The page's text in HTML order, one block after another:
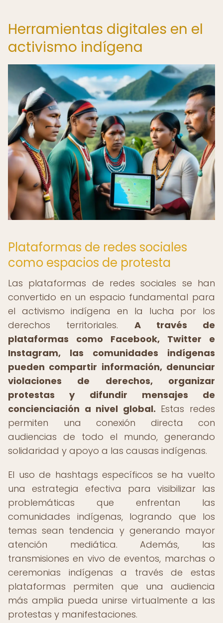
Herramientas digitales en el
activismo indígena
Plataformas de redes sociales
como espacios de protesta
Las plataformas de redes sociales se han
convertido en un espacio fundamental para
el activismo indígena en la lucha por los
derechos territoriales. A través de
plataformas como Facebook, Twitter e
Instagram, las comunidades indígenas
pueden compartir información, denunciar
violaciones de derechos, organizar
protestas y difundir mensajes de
concienciación a nivel global. Estas redes
permiten una conexión directa con
audiencias de todo el mundo, generando
solidaridad y apoyo a las causas indígenas.
El uso de hashtags específicos se ha vuelto
una estrategia efectiva para visibilizar las
problemáticas que enfrentan las
comunidades indígenas, logrando que los
temas sean tendencia y generando mayor
atención mediática. Además, las
transmisiones en vivo de eventos, marchas o
ceremonias indígenas a través de estas
plataformas permiten que una audiencia
más amplia pueda unirse virtualmente a las
protestas y manifestaciones.